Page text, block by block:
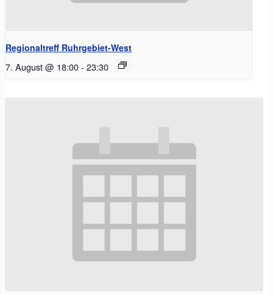
Regionaltreff Ruhrgebiet-West
7. August @ 18:00- 23:30